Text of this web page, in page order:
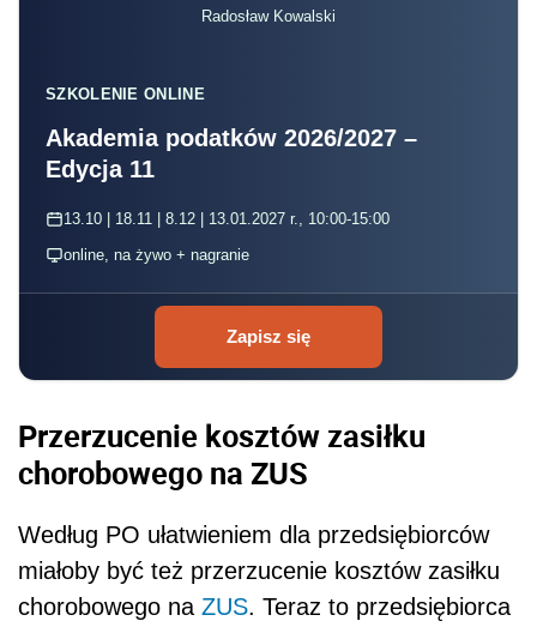
Radosław Kowalski
SZKOLENIE ONLINE
Akademia podatków 2026/2027 –
Edycja 11
13.10 | 18.11 | 8.12 | 13.01.2027 r., 10:00-15:00
online, na żywo + nagranie
Zapisz się
Przerzucenie kosztów zasiłku
chorobowego na ZUS
Według PO ułatwieniem dla przedsiębiorców
miałoby być też przerzucenie kosztów zasiłku
chorobowego na ZUS. Teraz to przedsiębiorca